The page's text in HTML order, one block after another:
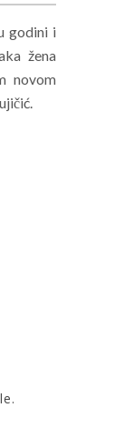
godini i
žena
novom